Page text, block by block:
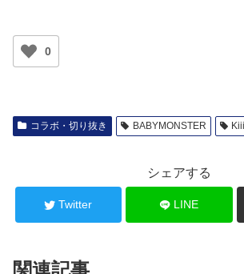
0
コラボ・切り抜き BABYMONSTER
シェアする
Twitter LINE